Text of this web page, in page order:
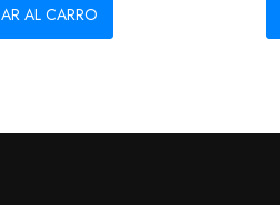
AL CARRO